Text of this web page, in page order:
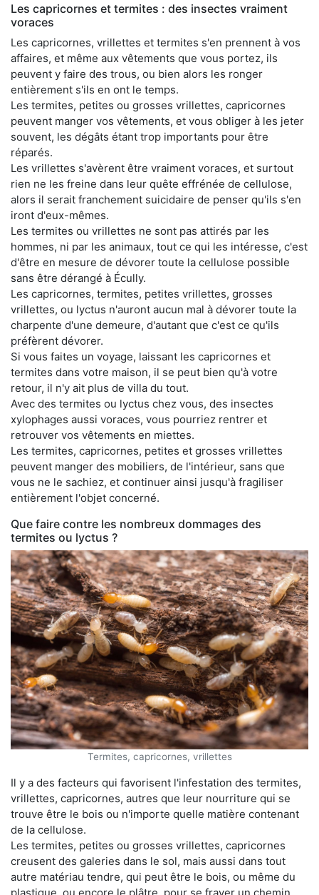
Les capricornes et termites : des insectes vraiment
voraces
Les capricornes, vrillettes et termites s'en prennent à vos
affaires, et même aux vêtements que vous portez, ils
peuvent y faire des trous, ou bien alors les ronger
entièrement s'ils en ont le temps.
Les termites, petites ou grosses vrillettes, capricornes
peuvent manger vos vêtements, et vous obliger à les jeter
souvent, les dégâts étant trop importants pour être
réparés.
Les vrillettes s'avèrent être vraiment voraces, et surtout
rien ne les freine dans leur quête effrénée de cellulose,
alors il serait franchement suicidaire de penser qu'ils s'en
iront d'eux-mêmes.
Les termites ou vrillettes ne sont pas attirés par les
hommes, ni par les animaux, tout ce qui les intéresse, c'est
d'être en mesure de dévorer toute la cellulose possible
sans être dérangé à Écully.
Les capricornes, termites, petites vrillettes, grosses
vrillettes, ou lyctus n'auront aucun mal à dévorer toute la
charpente d'une demeure, d'autant que c'est ce qu'ils
préfèrent dévorer.
Si vous faites un voyage, laissant les capricornes et
termites dans votre maison, il se peut bien qu'à votre
retour, il n'y ait plus de villa du tout.
Avec des termites ou lyctus chez vous, des insectes
xylophages aussi voraces, vous pourriez rentrer et
retrouver vos vêtements en miettes.
Les termites, capricornes, petites et grosses vrillettes
peuvent manger des mobiliers, de l'intérieur, sans que
vous ne le sachiez, et continuer ainsi jusqu'à fragiliser
entièrement l'objet concerné.
Que faire contre les nombreux dommages des
termites ou lyctus ?
Termites, capricornes, vrillettes
Il y a des facteurs qui favorisent l'infestation des termites,
vrillettes, capricornes, autres que leur nourriture qui se
trouve être le bois ou n'importe quelle matière contenant
de la cellulose.
Les termites, petites ou grosses vrillettes, capricornes
creusent des galeries dans le sol, mais aussi dans tout
autre matériau tendre, qui peut être le bois, ou même du